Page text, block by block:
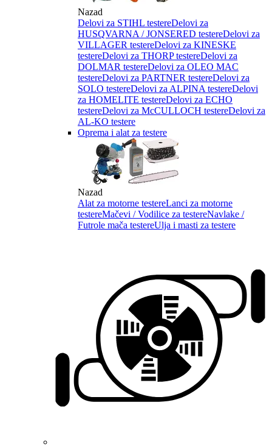
Nazad
Delovi za STIHL testereDelovi za
HUSQVARNA / JONSERED testereDelovi za
VILLAGER testereDelovi za KINESKE
testereDelovi za THORP testereDelovi za
DOLMAR testereDelovi za OLEO MAC
testereDelovi za PARTNER testereDelovi za
SOLO testereDelovi za ALPINA testereDelovi
za HOMELITE testereDelovi za ECHO
testereDelovi za McCULLOCH testereDelovi za
AL-KO testere
Oprema i alat za testere
Nazad
Alat za motorne testereLanci za motorne
testereMačevi / Vodilice za testereNavlake /
Futrole mača testereUlja i masti za testere